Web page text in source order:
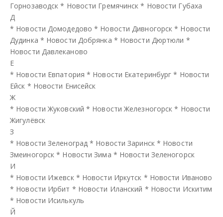
Горнозаводск * Новости Гремячинск * Новости Губаха
Д
* Новости Домодедово * Новости Дивногорск * Новости
Дудинка * Новости Добрянка * Новости Дюртюли *
Новости Давлеканово
Е
* Новости Евпатория * Новости Екатеринбург * Новости
Ейск * Новости Енисейск
Ж
* Новости Жуковский * Новости Железногорск * Новости
Жигулёвск
З
* Новости Зеленоград * Новости Заринск* Новости
Змеиногорск * Новости Зима * Новости Зеленогорск
И
* Новости Ижевск* Новости Иркутск * Новости Иваново
* Новости Ирбит * Новости Иланский * Новости Искитим
* Новости Исилькуль
Й